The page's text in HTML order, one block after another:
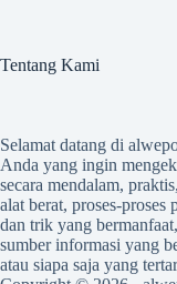
Tentang Kami
Selamat datang di
Anda yang ingin
secara mendalam,
alat berat, proses-
dan trik yang
sumber informasi yang
atau siapa saja yang